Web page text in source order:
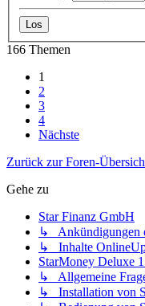
166 Themen
1
2
3
4
Nächste
Zurück zur Foren-
Gehe zu
Star Finanz GmbH
↳ Ankündigungen
↳ Inhalte
StarMoney Deluxe
↳ Allgemeine
↳ Installation von